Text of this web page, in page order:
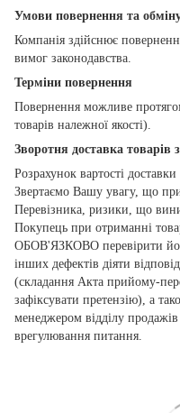
Умови повернення та
Компанія здійснює
вимог законодавства.
Терміни повернення
Повернення можливе
товарів належної якості).
Зворотня доставка товарів
Розрахунок вартості
Звертаємо Вашу увагу, що
Перевізника, ризики, що
Покупець при отриманні
ОБОВ'ЯЗКОВО перевірити
інших дефектів діяти
(складання Акта прийому-
зафіксувати претензію), а
менеджером відділу
врегулювання питання.